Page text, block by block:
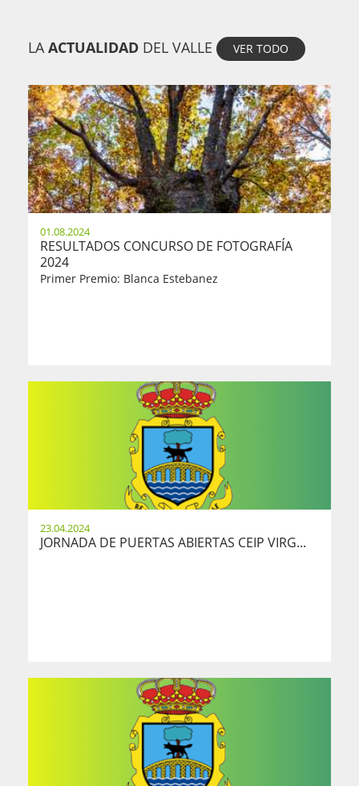
LA ACTUALIDAD DEL VALLE VER TODO
01.08.2024
RESULTADOS CONCURSO DE FOTOGRAFÍA
2024
Primer Premio: Blanca Estebanez
23.04.2024
JORNADA DE PUERTAS ABIERTAS CEIP VIRG...